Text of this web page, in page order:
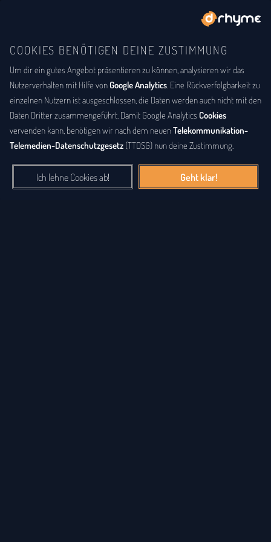
COOKIES BENÖTIGEN DEINE ZUSTIMMUNG
Um dir ein gutes Angebot präsentieren zu können, analysieren wir das
Nutzerverhalten mit Hilfe vonGoogle Analytics. Eine Rückverfolgbarkeit zu
einzelnen Nutzern ist ausgeschlossen, die Daten werden auch nicht mit den
Daten Dritter zusammengeführt. Damit Google Analytics Cookies
vervenden kann, benötigen wir nach dem neuenTelekommunikation-
Telemedien-Datenschutzgesetz (TTDSG) nun deine Zustimmung.
Ich lehne Cookies ab! Geht klar!
BUCHSTABENTAUSCH ANAGRAMM
Anagramm-Lexikon
DasAnagrammlexikonbietet eine alphabetische Auflistung aller
Wörter, zu denen Anagramme existieren. EinAnagrammist eine
Buchstabenfolge, die durch Vertauschung der Buchstaben einer
Wörter und auch ganze Sätze sein. Bei diesem Lexikon hingegen
geht es einzig um real existierende, einzelne Wörter, die durch